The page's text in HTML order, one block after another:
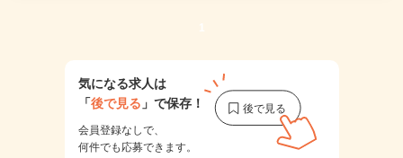
1
気になる求人は
「後で見る 」で保存！
会員登録なしで、
何件でも応募できます。